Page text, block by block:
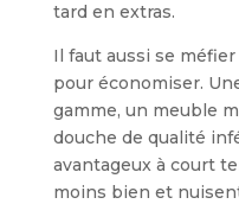
tard en extras.
Il faut aussi se
pour économiser.
gamme, un meuble
douche de qualité
avantageux à court
moins bien et